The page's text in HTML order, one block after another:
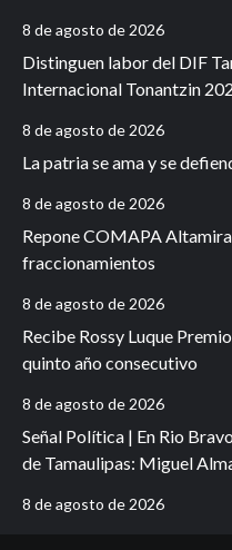
8 de agosto de 2026
Distinguen labor del DIF
Internacional Tonantzin
8 de agosto de 2026
La patria se ama y se
8 de agosto de 2026
Repone COMAPA
fraccionamientos
8 de agosto de 2026
Recibe Rossy Luque
quinto año consecutivo
8 de agosto de 2026
Señal Política | En Rio
de Tamaulipas: Miguel
8 de agosto de 2026